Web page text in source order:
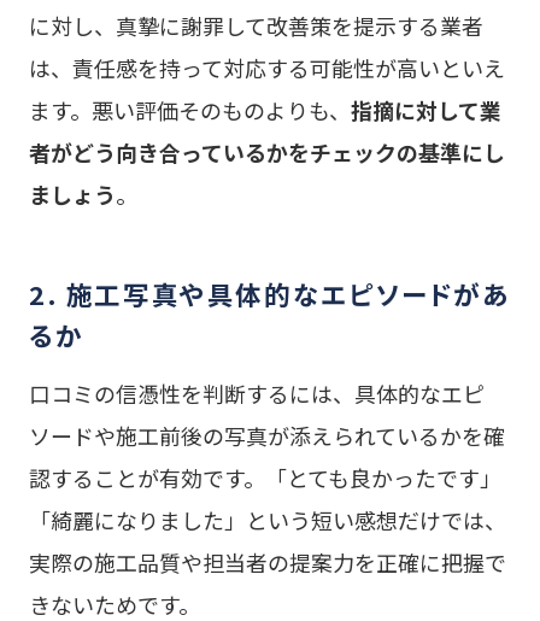
に対し、真摯に謝罪して改善策を提示する業者
は、責任感を持って対応する可能性が高いといえ
ます。悪い評価そのものよりも、 指摘に対して業
者がどう向き合っているかをチェックの基準にし
ましょう。
2. 施工写真や具体的なエピソードがあ
るか
口コミの信憑性を判断するには、具体的なエピ
ソードや施工前後の写真が添えられているかを確
認することが有効です。「とても良かったです」
「綺麗になりました」という短い感想だけでは、
実際の施工品質や担当者の提案力を正確に把握で
きないためです。